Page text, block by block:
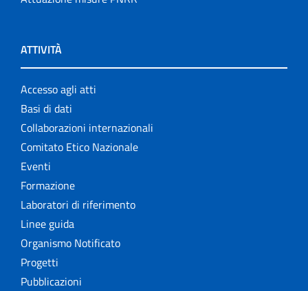
ATTIVITÀ
Accesso agli atti
Basi di dati
Collaborazioni internazionali
Comitato Etico Nazionale
Eventi
Formazione
Laboratori di riferimento
Linee guida
Organismo Notificato
Progetti
Pubblicazioni